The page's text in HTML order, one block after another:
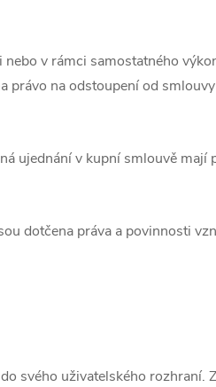
v rámci samostatného
právo na odstoupení od
ujednání v kupní smlouvě mají
dotčena práva a povinnosti
svého uživatelského rozhraní.